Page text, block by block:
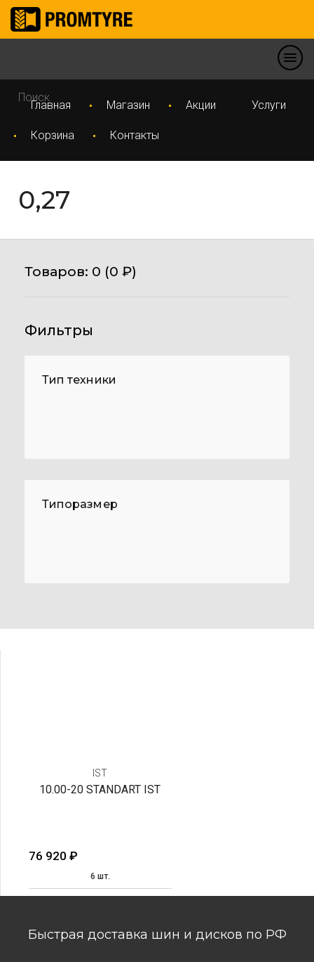
Главная Магазин Акции Услуги
Корзина Контакты
0,27
Товаров: 0 (0 ₽)
Фильтры
Тип техники
Типоразмер
IST
10.00-20 STANDART IST
76 920 ₽
6 шт.
Быстрая доставка шин и дисков по РФ